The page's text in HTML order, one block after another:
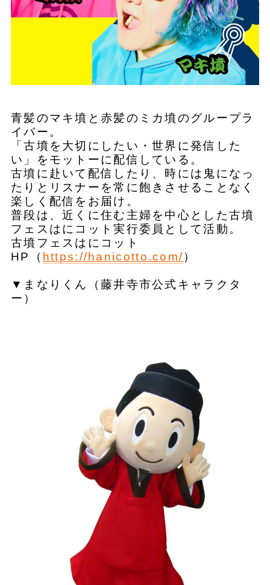
青髪のマキ墳と赤髪のミカ墳のグループラ
イバー。
「古墳を大切にしたい・世界に発信した
い」をモットーに配信している。
古墳に赴いて配信したり、時には鬼になっ
たりとリスナーを常に飽きさせることなく
楽しく配信をお届け。
普段は、近くに住む主婦を中心とした古墳
フェスはにコット実行委員として活動。
古墳フェスはにコット
HP（ https://hanicotto.com/）
▼まなりくん（藤井寺市公式キャラクタ
ー）